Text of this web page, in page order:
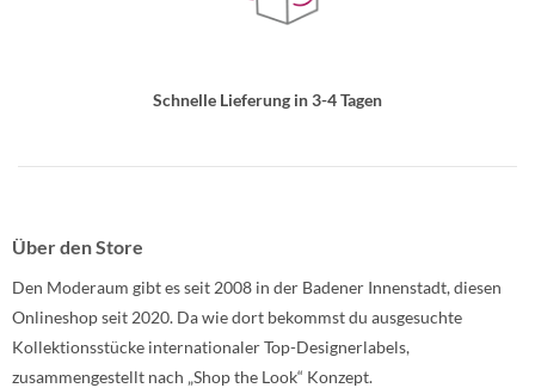
Schnelle Lieferung in 3-4 Tagen
Über den Store
Den Moderaum gibt es seit 2008 in der Badener Innenstadt, diesen
Onlineshop seit 2020. Da wie dort bekommst du ausgesuchte
Kollektionsstücke internationaler Top-Designerlabels,
zusammengestellt nach „Shop the Look“ Konzept.